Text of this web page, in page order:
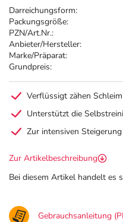
Darreichungsform:
Packungsgröße:
PZN/Art.Nr.:
Anbieter/Hersteller:
Marke/Präparat:
Grundpreis:
Verflüssigt zähen Schleim
Unterstützt die
Zur intensiven
Zur Artikelbeschreibung
Bei diesem Artikel handelt es
Gebrauchsanleitung